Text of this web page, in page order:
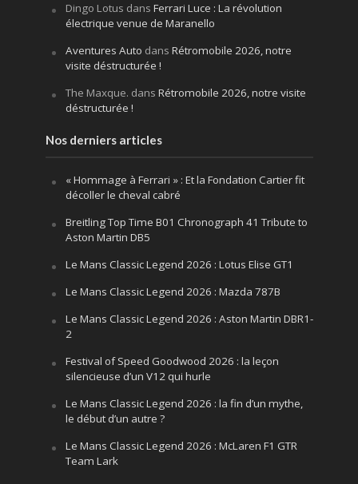
Dingo Lotus dans Ferrari Luce : La révolution
électrique venue de Maranello
Aventures Auto dans Rétromobile 2026, notre
visite déstructurée !
The Maxque. dans Rétromobile 2026, notre visite
déstructurée !
Nos derniers articles
« Hommage à Ferrari » : Et la Fondation Cartier fit
décoller le cheval cabré
Breitling Top Time B01 Chronograph 41 Tribute to
Aston Martin DB5
Le Mans Classic Legend 2026 : Lotus Elise GT1
Le Mans Classic Legend 2026 : Mazda 787B
Le Mans Classic Legend 2026 : Aston Martin DBR1-
2
Festival of Speed Goodwood 2026 : la leçon
silencieuse d’un V12 qui hurle
Le Mans Classic Legend 2026 : la fin d’un mythe,
le début d’un autre ?
Le Mans Classic Legend 2026 : McLaren F1 GTR
Team Lark